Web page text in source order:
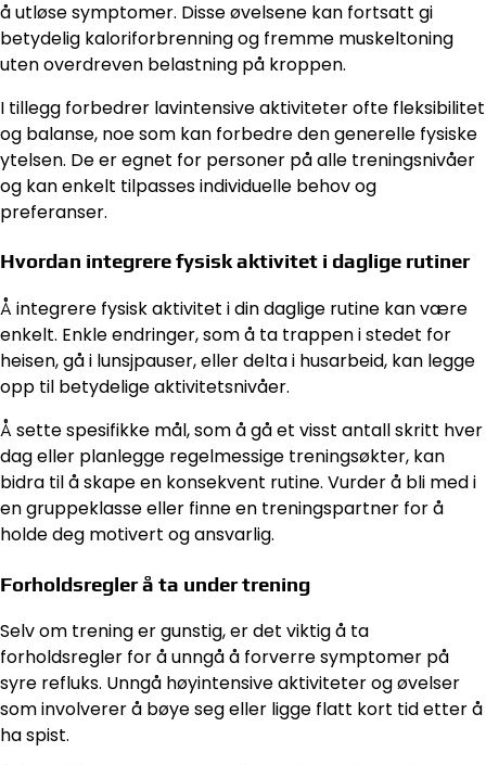
å utløse symptomer. Disse øvelsene kan fortsatt gi
betydelig kaloriforbrenning og fremme muskeltoning
uten overdreven belastning på kroppen.
I tillegg forbedrer lavintensive aktiviteter ofte fleksibilitet
og balanse, noe som kan forbedre den generelle fysiske
ytelsen. De er egnet for personer på alle treningsnivåer
og kan enkelt tilpasses individuelle behov og
preferanser.
Hvordan integrere fysisk aktivitet i daglige rutiner
Å integrere fysisk aktivitet i din daglige rutine kan være
enkelt. Enkle endringer, som å ta trappen i stedet for
heisen, gå i lunsjpauser, eller delta i husarbeid, kan legge
opp til betydelige aktivitetsnivåer.
Å sette spesifikke mål, som å gå et visst antall skritt hver
dag eller planlegge regelmessige treningsøkter, kan
bidra til å skape en konsekvent rutine. Vurder å bli med i
en gruppeklasse eller finne en treningspartner for å
holde deg motivert og ansvarlig.
Forholdsregler å ta under trening
Selv om trening er gunstig, er det viktig å ta
forholdsregler for å unngå å forverre symptomer på
syre refluks. Unngå høyintensive aktiviteter og øvelser
som involverer å bøye seg eller ligge flatt kort tid etter å
ha spist.